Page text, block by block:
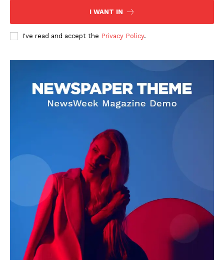
I WANT IN
I've read and accept the Privacy Policy.